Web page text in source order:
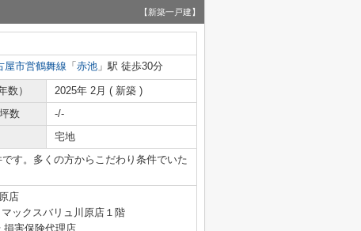
【新築一戸建】
屋市営鶴舞線 「 赤池 」駅 徒歩30分
数）
2025年 2月 ( 新築 )
数
-/-
宅地
す。多くの方からこだわり条件でいた
店
ックスバリュ川原店１階
損害保険代理店